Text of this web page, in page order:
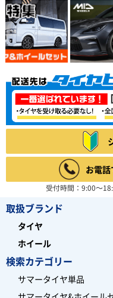
お電
受付時間：9:00～
取扱ブランド
タイヤ
ホイール
検索カテゴリー
サマータイヤ単品